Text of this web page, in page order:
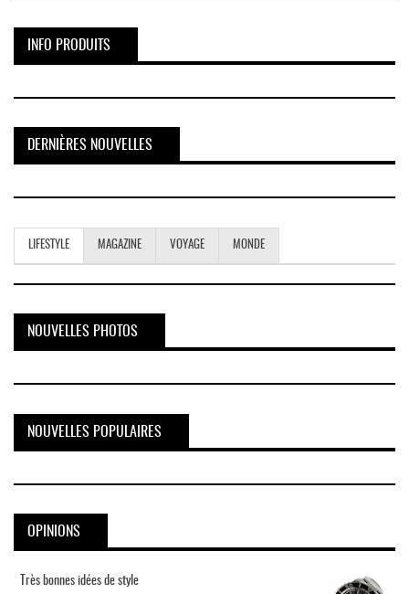
INFO PRODUITS
DERNIÈRES NOUVELLES
LIFESTYLE MAGAZINE VOYAGE MONDE
NOUVELLES PHOTOS
NOUVELLES POPULAIRES
OPINIONS
Très bonnes idées de style